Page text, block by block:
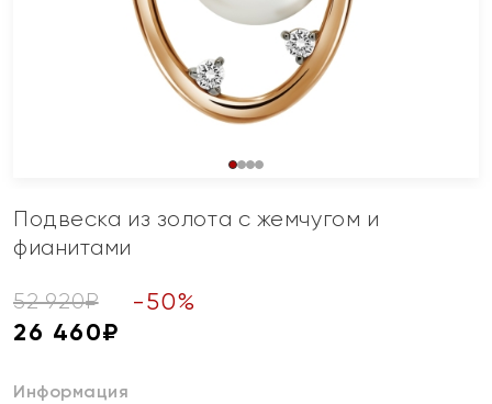
Подвеска из золота с жемчугом и
фианитами
52 920₽ -50%
26 460₽
Информация